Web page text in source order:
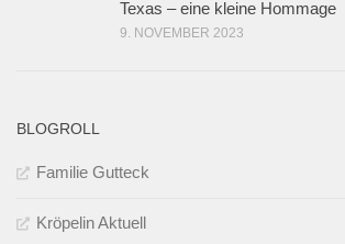
Texas – eine kleine Hommage
9. NOVEMBER 2023
BLOGROLL
Familie Gutteck
Kröpelin Aktuell